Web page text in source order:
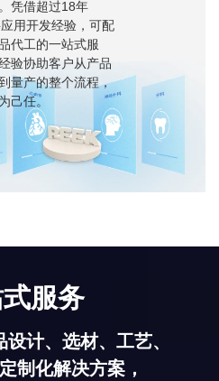
凭借超过18年
用开发经验，可配
代工的一站式服
验协助客户从产品
量产的整个流程，
己任。
服务
计、选材、工艺、
制化解决方案，